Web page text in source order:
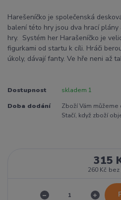
Harešeníčko je společenská
balení této hry jsou dva hrací
hry. Systém her Harašeníčko je
figurkami od startu k cíli. Hráči
úkoly, dávají fanty. Ve hře neni až
Dostupnost skladem 1
Doba dodání
Zboží Vám můžeme
Stačí, když zboží
315
260 Kč bez